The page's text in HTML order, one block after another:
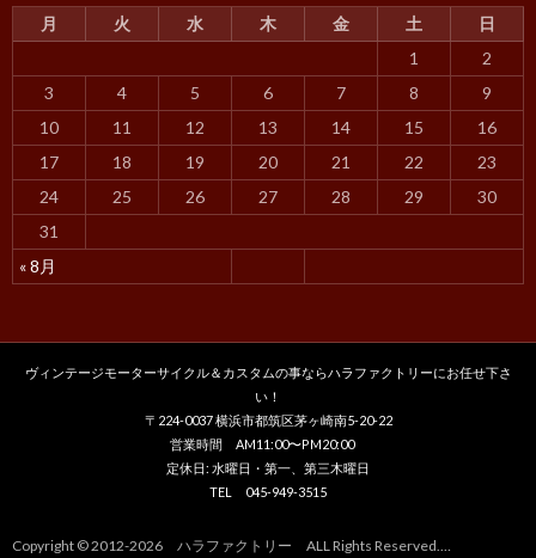
月 火 水 木 金 土 日
« 8月
1
2
3
4 5 6 7 8
9
10
11 12 13 14 15
16
17
18 19 20 21 22
23
24
25 26 27 28 29
30
31
ヴィンテージモーターサイクル＆カスタムの事ならハラファクトリーにお任せ下さ
い！
〒224-0037 横浜市都筑区茅ヶ崎南5-20-22
営業時間 AM11:00〜PM20:00
定休日: 水曜日・第一、第三木曜日
TEL 045-949-3515
Copyright © 2012-2026 ハラファクトリー ALL Rights Reserved.…